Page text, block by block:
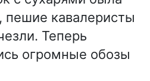
пешие кавалеристы
Теперь
огромные обозы